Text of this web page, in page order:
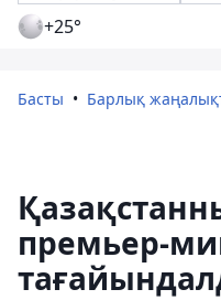
+25°
Басты Барлық
премьер-